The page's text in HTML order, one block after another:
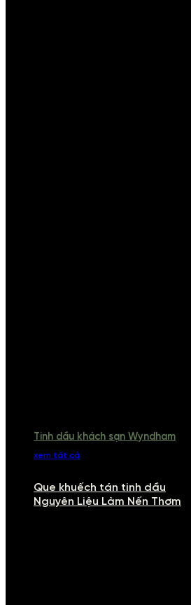
Tinh dầu khách sạn Wyndham
xem tất cả
Que khuếch tán tinh dầu
Nguyên Liệu Làm Nến Thơm